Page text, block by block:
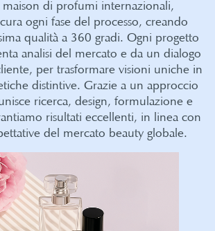
maison di profumi internazionali,
ogni fase del processo, creando
qualità a 360 gradi. Ogni progetto
analisi del mercato e da un dialogo
per trasformare visioni uniche in
distintive. Grazie a un approccio
ricerca, design, formulazione e
risultati eccellenti, in linea con
del mercato beauty globale.